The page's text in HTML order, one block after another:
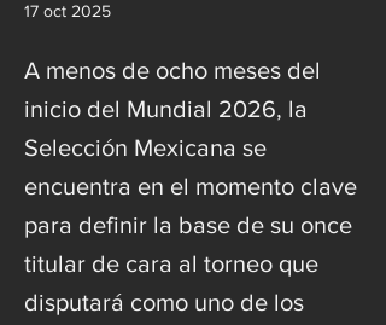
17 oct 2025
A menos de ocho meses del
inicio del Mundial 2026, la
Selección Mexicana se
encuentra en el momento clave
para definir la base de su once
titular de cara al torneo que
disputará como uno de los